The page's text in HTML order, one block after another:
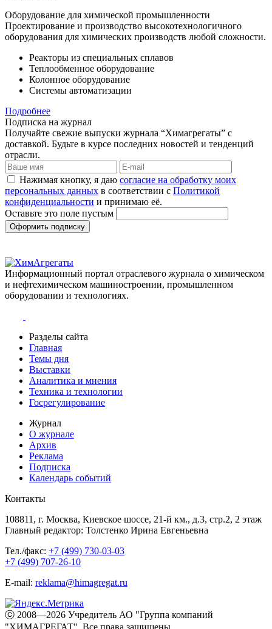
Оборудование для химической промышленности
Проектирование и производство высокотехнологичного
оборудования для химических производств любой сложности.
Реакторы из специальных сплавов
Теплообменное оборудование
Колонное оборудование
Системы автоматизации
Подробнее
Подписка на журнал
Получайте свежие выпуски журнала “Химагрегаты” с
доставкой. Будьте в курсе последних новостей и тенденций
отрасли.
Нажимая кнопку, я даю согласие на обработку моих
персональных данных в соответствии с Политикой
конфиденциальности и принимаю её.
Оставьте это поле пустым
Оформить подписку
Информационный портал отраслевого журнала о химическом
и нефтехимическом машиностроении, промышленном
оборудовании и технологиях.
Разделы сайта
Главная
Темы дня
Выставки
Аналитика и мнения
Техника и технологии
Госрегулирование
Журнал
О журнале
Архив
Реклама
Подписка
Календарь событий
Контакты
108811, г. Москва, Киевское шоссе, 21-й км., д.3, стр.2, 2 этаж
Главный редактор: Толстенко Ирина Евгеньевна
Тел./факс: +7 (499) 730-03-03
+7 (499) 707-26-10
E-mail: reklama@himagregat.ru
ⓒ 2008—2026 Учредитель АО "Группа компаний
"ХИМАГРЕГАТ". Все права защищены.